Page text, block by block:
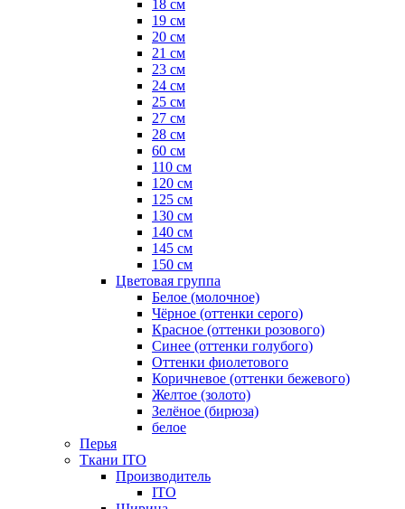
18 см
19 см
20 см
21 см
23 см
24 см
25 см
27 см
28 см
60 см
110 см
120 см
125 см
130 см
140 см
145 см
150 см
Цветовая группа
Белое (молочное)
Чёрное (оттенки серого)
Красное (оттенки розового)
Синее (оттенки голубого)
Оттенки фиолетового
Коричневое (оттенки бежевого)
Желтое (золото)
Зелёное (бирюза)
белое
Перья
Ткани ITO
Производитель
ITO